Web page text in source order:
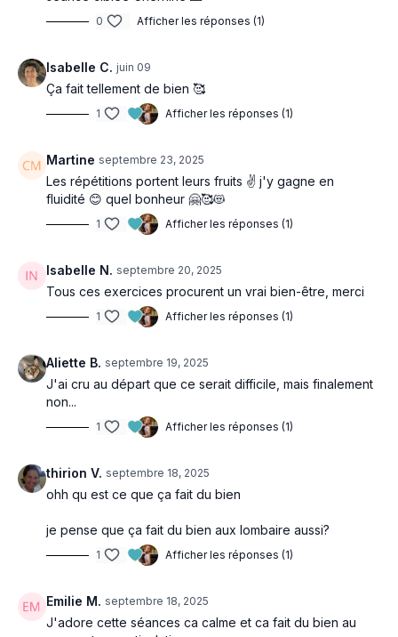
0 Afficher les réponses (1)
Isabelle C. juin 09
Ça fait tellement de bien 🥰
1 Afficher les réponses (1)
Martine septembre 23, 2025
Les répétitions portent leurs fruits ✌️ j'y gagne en
fluidité 😊 quel bonheur 🤗🥰😻
1 Afficher les réponses (1)
Isabelle N. septembre 20, 2025
Tous ces exercices procurent un vrai bien-être, merci
1 Afficher les réponses (1)
Aliette B. septembre 19, 2025
J'ai cru au départ que ce serait difficile, mais finalement
non...
1 Afficher les réponses (1)
thirion V. septembre 18, 2025
ohh qu est ce que ça fait du bien
je pense que ça fait du bien aux lombaire aussi?
1 Afficher les réponses (1)
Emilie M. septembre 18, 2025
J'adore cette séances ca calme et ca fait du bien au